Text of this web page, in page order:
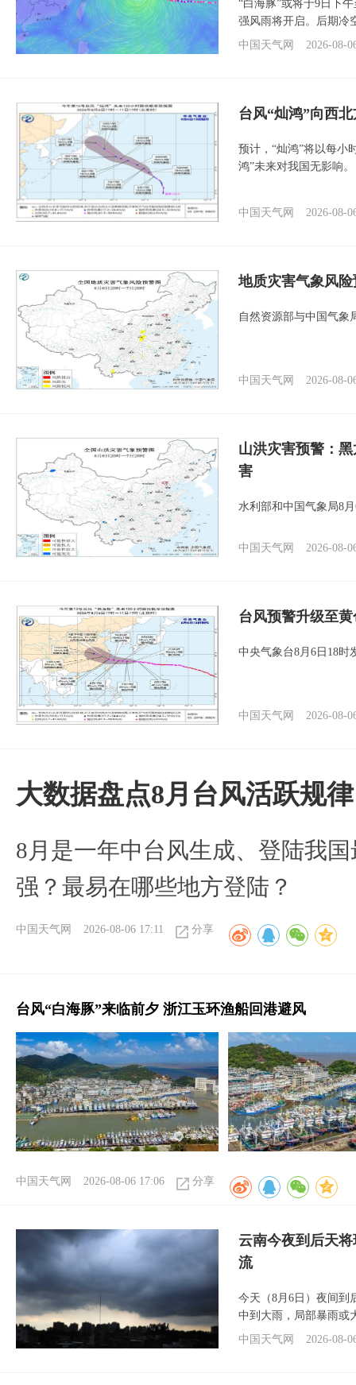
“白海豚”或将于9日下
强风雨将开启。后期冷
中国天气网
2026-08-
台风“灿鸿”向西
预计，“灿鸿”将以每小
鸿”未来对我国无影响。
中国天气网 2026-08-
地质灾害气象风
自然资源部与中国气象
中国天气网 2026-08-
山洪灾害预警：
害
水利部和中国气象局8
中国天气网 2026-08-
台风预警升级至
中央气象台8月6日18时
中国天气网 2026-08-
大数据盘点8月台风活跃规律
8月是一年中台风生成、登陆我
强？最易在哪些地方登陆？
中国天气网 2026-08-06 17:11 分享
台风“白海豚”来临前夕 浙江玉环渔船回港避风
中国天气网 2026-08-06 17:06 分享
云南今夜到后天
流
今天（8月6日）夜间到
中到大雨，局部暴雨或
中国天气网
2026-08-